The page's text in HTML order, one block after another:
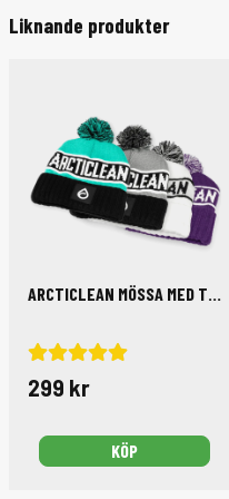
Liknande produkter
ARCTICLEAN MÖSSA MED TOFFS
299 kr
KÖP